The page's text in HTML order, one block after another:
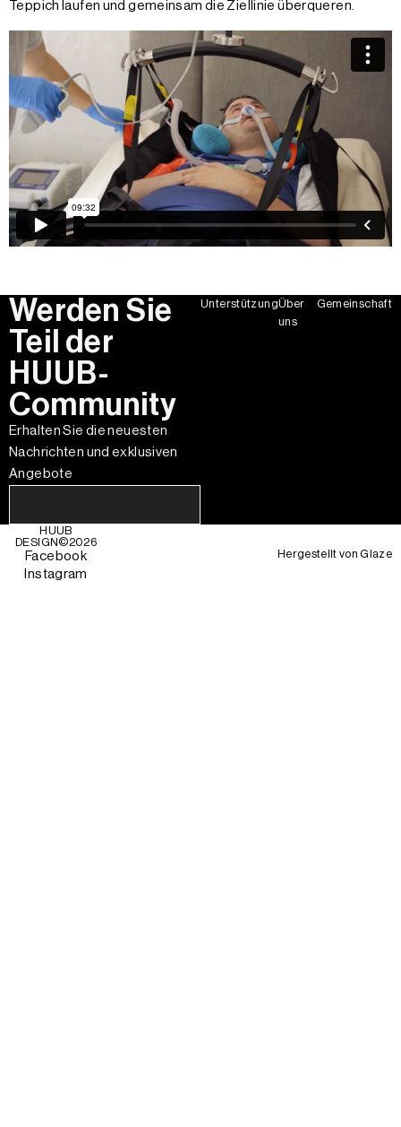
Teppich laufen und gemeinsam die Ziellinie überqueren.
Werden Sie
Teil der
HUUB-
Community
Erhalten Sie die neuesten
Nachrichten und exklusiven
Angebote
UnterstützungÜber
uns
Gemeinschaft
HUUB
DESIGN©2026
Facebook
Instagram
Hergestellt vonGlaze